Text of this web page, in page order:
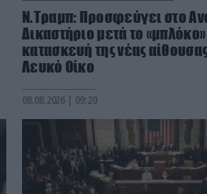
Ν.Τραμπ: Προσφεύγει στο
Δικαστήριο μετά το
κατασκευή της νέας
Λευκό Οίκο
08.08.2026 | 09:20